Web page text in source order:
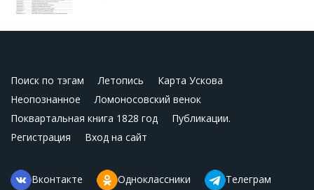
Поиск по тэгам Летопись
Карта Ускова
Неопознанное
Ломоносовский венок
Поквартальная книга 1828 год
Публикации.
Регистрация
Вход на сайт
Вконтакте Одноклассники
Телеграм